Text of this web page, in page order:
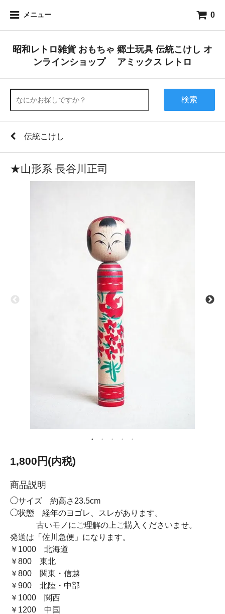
メニュー 0
昭和レトロ雑貨 おもちゃ 郷土玩具 伝統こけし オ
ンラインショップ アミックス レトロ
検索
伝統こけし
★山形系 長谷川正司
1,800円(内税)
商品説明
◯サイズ 約高さ23.5cm
◯状態 経年のヨゴレ、スレがあります。
古いモノにご理解の上ご購入くださいませ。
発送は「佐川急便」になります。
￥1000 北海道
￥800 東北
￥800 関東・信越
￥900 北陸・中部
￥1000 関西
￥1200 中国